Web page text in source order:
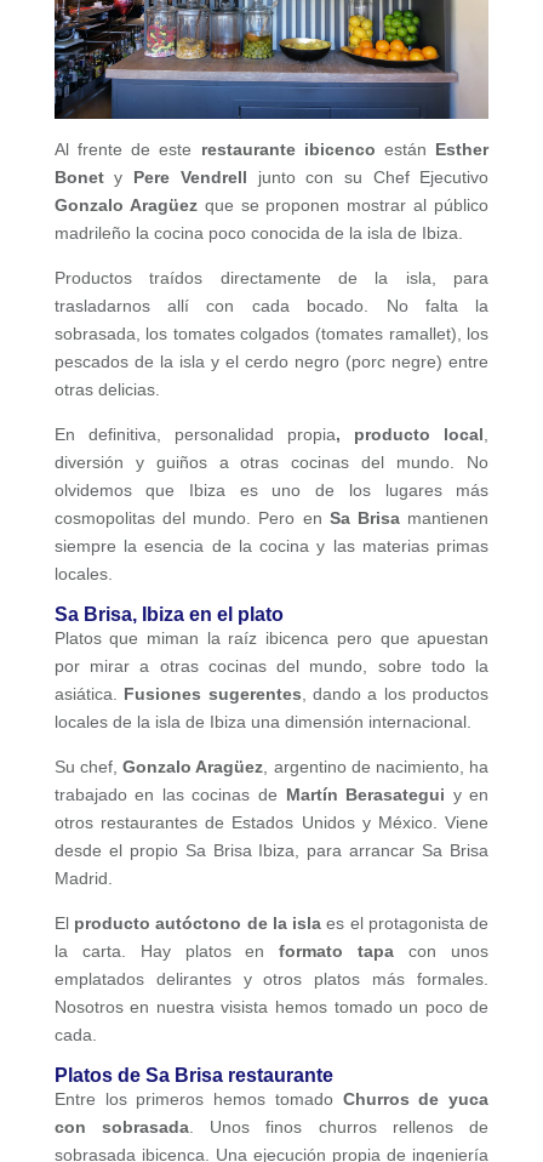
Al frente de este restaurante ibicenco están Esther
Bonety Pere Vendrell junto con su Chef Ejecutivo
Gonzalo Aragüezque se proponen mostrar al público
madrileño la cocina poco conocida de la isla de Ibiza.
Productos traídos directamente de la isla, para
trasladarnos allí con cada bocado. No falta la
sobrasada, los tomates colgados (tomates ramallet), los
pescados de la isla y el cerdo negro (porc negre) entre
otras delicias.
En definitiva, personalidad propia, producto local
diversión y guiños a otras cocinas del mundo. No
olvidemos que Ibiza es uno de los lugares más
cosmopolitas del mundo. Pero en Sa Brisa mantienen
siempre la esencia de la cocina y las materias primas
locales.
Sa Brisa, Ibiza en el plato
Platos que miman la raíz ibicenca pero que apuestan
por mirar a otras cocinas del mundo, sobre todo la
asiática. Fusiones sugerentes , dando a los productos
locales de la isla de Ibiza una dimensión internacional.
Su chef,Gonzalo Aragüez , argentino de nacimiento, ha
trabajado en las cocinas de Martín Berasategui y en
otros restaurantes de Estados Unidos y México. Viene
desde el propio Sa Brisa Ibiza, para arrancar Sa Brisa
Madrid.
El producto autóctono de la isla es el protagonista de
la carta. Hay platos enformato tapa con unos
emplatados delirantes y otros platos más formales.
Nosotros en nuestra visista hemos tomado un poco de
cada.
Platos de Sa Brisa restaurante
Entre los primeros hemos tomado Churros de yuca
con sobrasada . Unos finos churros rellenos de
sobrasada ibicenca. Una ejecución propia de ingeniería